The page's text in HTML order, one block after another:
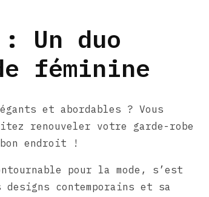
Un duo
féminine
et abordables ? Vous
renouveler votre garde-robe
endroit !
pour la mode, s’est
designs contemporains et sa